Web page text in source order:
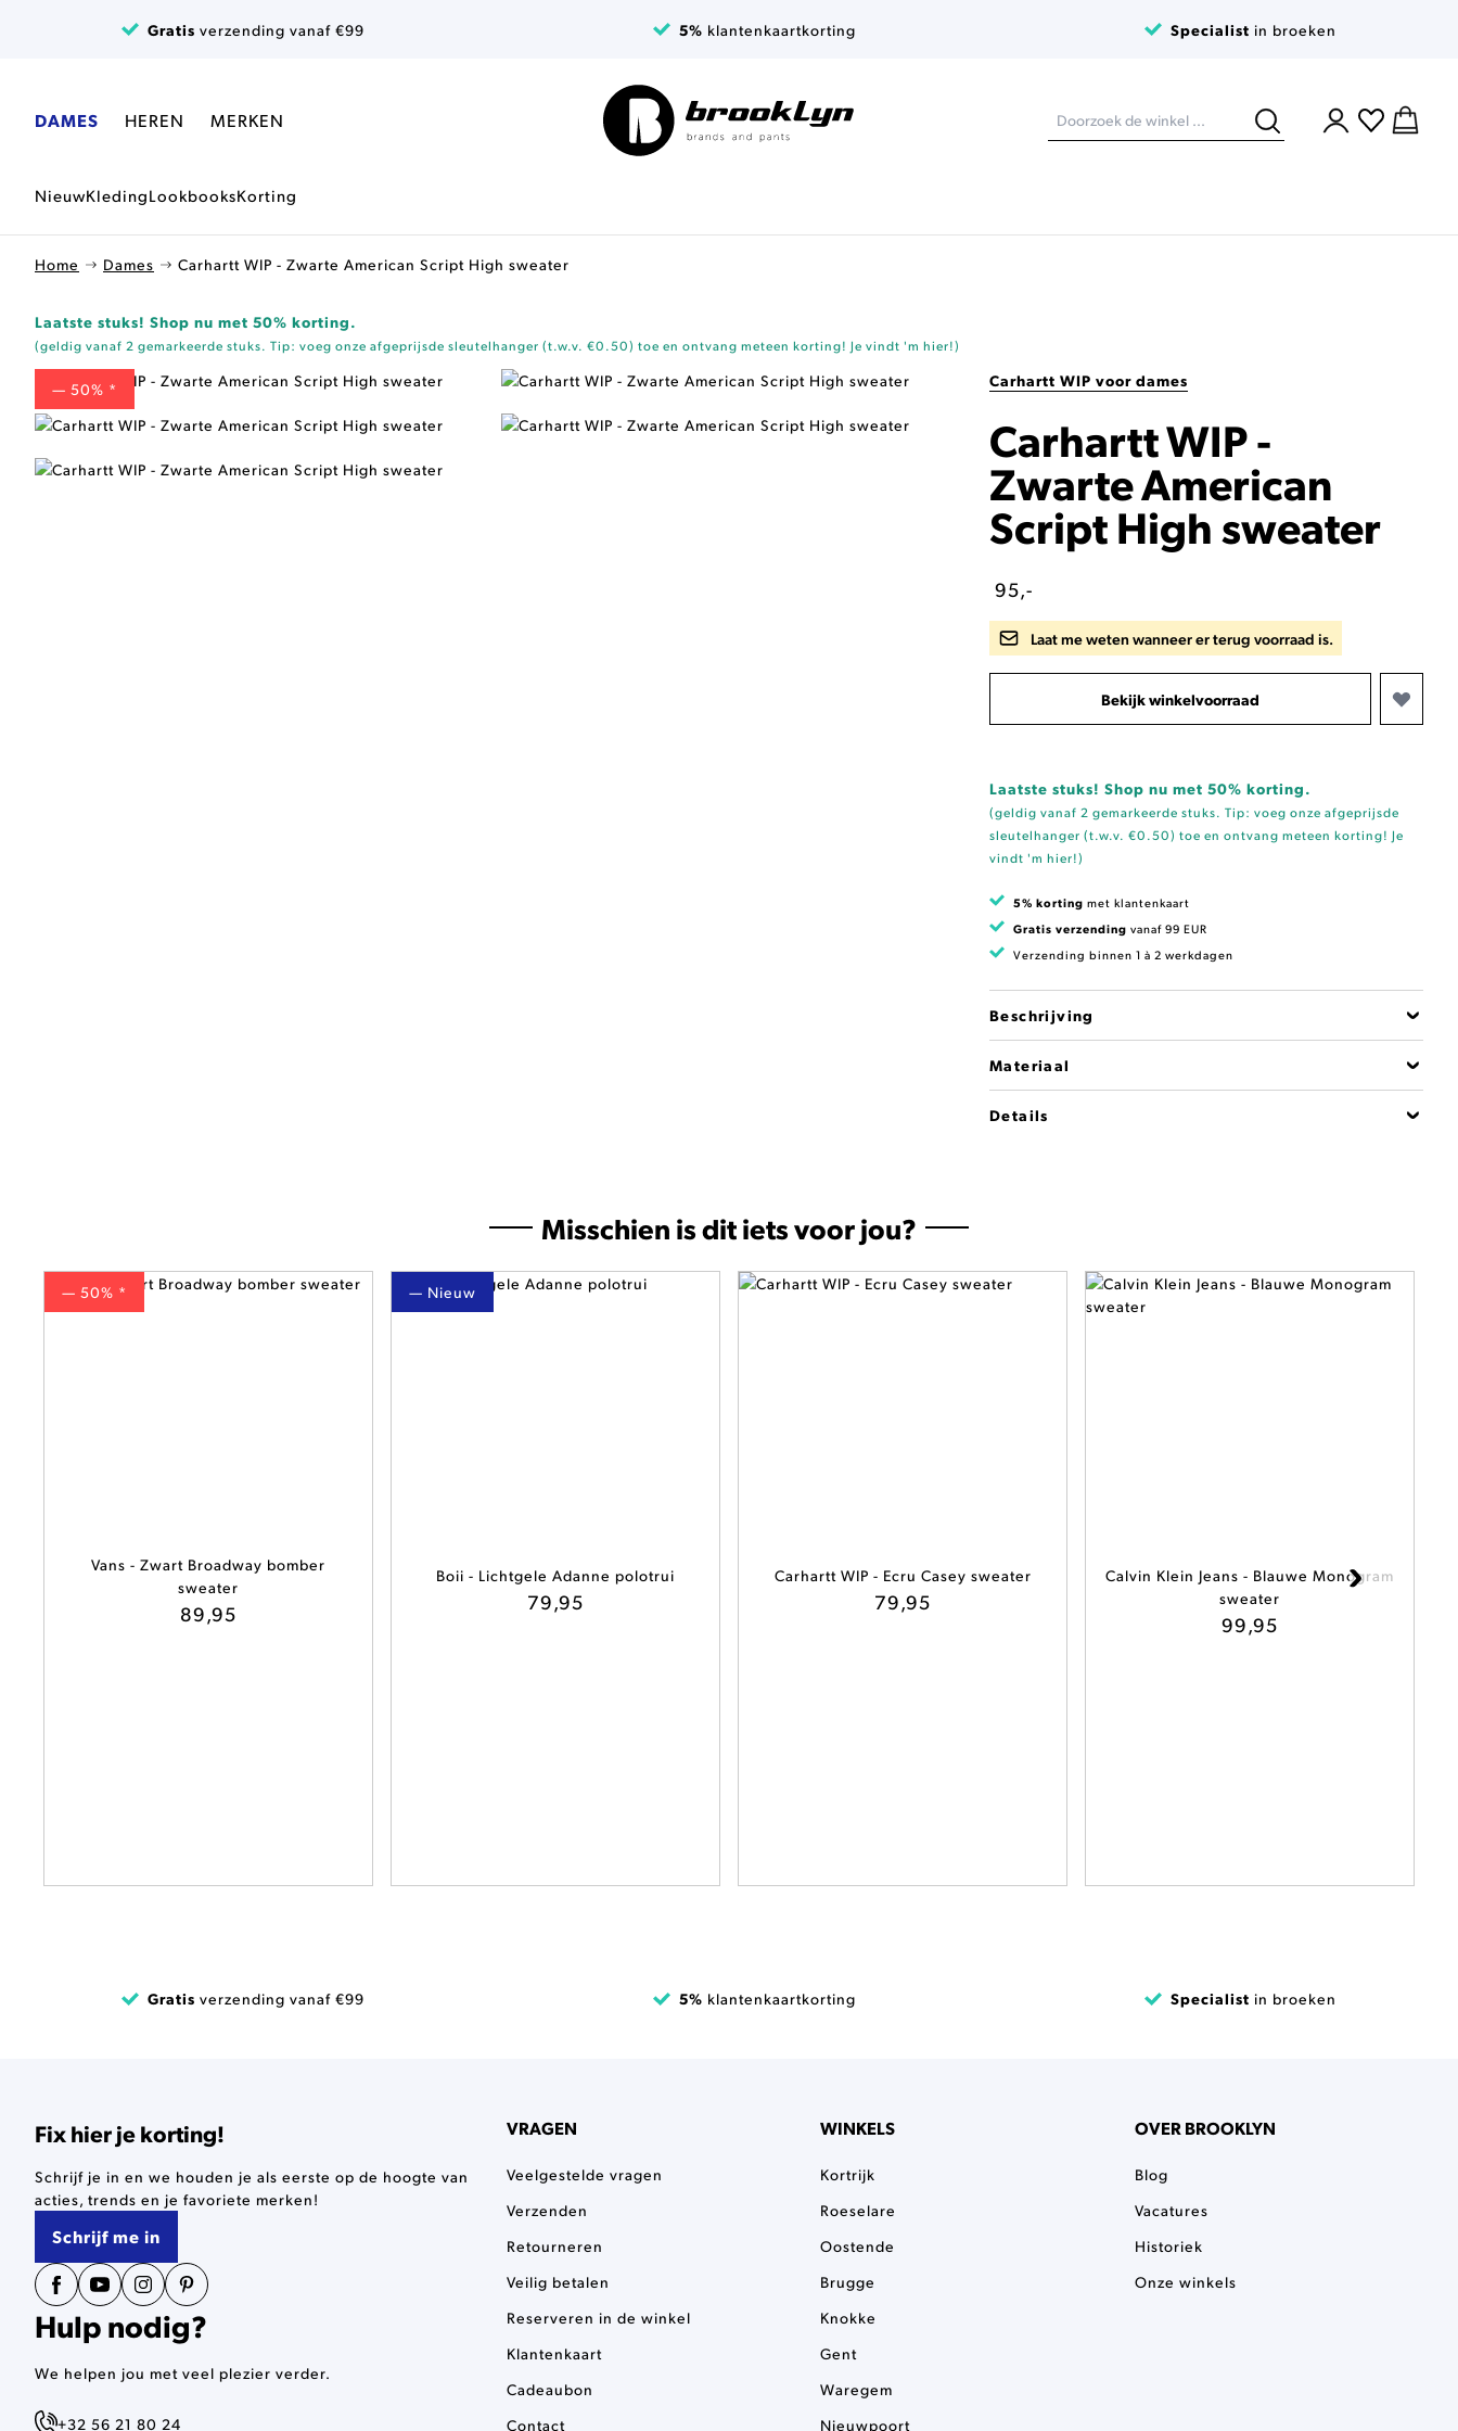
Gratis verzending vanaf €99 5% klantenkaartkorting Specialist in broeken
DAMES HEREN MERKEN
NieuwKledingLookbooksKorting
Home Dames Carhartt WIP - Zwarte American Script High sweater
Laatste stuks! Shop nu met 50% korting.
(geldig vanaf 2 gemarkeerde stuks. Tip: voeg onze afgeprijsde sleutelhanger (t.w.v. €0.50) toe en ontvang meteen korting! Je vindt 'm hier!)
— 50% * Carhartt WIP voor dames
Carhartt WIP -
Zwarte American
Script High sweater
95,-
Laat me weten wanneer er terug voorraad is.
Bekijk winkelvoorraad
Laatste stuks! Shop nu met 50% korting.
(geldig vanaf 2 gemarkeerde stuks. Tip: voeg onze afgeprijsde
sleutelhanger (t.w.v. €0.50) toe en ontvang meteen korting! Je
vindt 'm hier!)
5% korting met klantenkaart
Gratis verzending vanaf 99 EUR
Verzending binnen 1 à 2 werkdagen
Beschrijving
Materiaal
Details
Misschien is dit iets voor jou?
— 50% *
Vans - Zwart Broadway bomber
sweater
89,95
— Nieuw
Boii - Lichtgele Adanne polotrui
79,95
Carhartt WIP - Ecru Casey sweater
79,95
Calvin Klein Jeans - Blauwe Monogram
sweater
99,95
Gratis verzending vanaf €99 5% klantenkaartkorting Specialist in broeken
Fix hier je korting!
Schrijf je in en we houden je als eerste op de hoogte van
acties, trends en je favoriete merken!
Schrijf me in
Hulp nodig?
We helpen jou met veel plezier verder.
+32 56 21 80 24
VRAGEN
Veelgestelde vragen
Verzenden
Retourneren
Veilig betalen
Reserveren in de winkel
Klantenkaart
Cadeaubon
Contact
WINKELS
Kortrijk
Roeselare
Oostende
Brugge
Knokke
Gent
Waregem
Nieuwpoort
OVER BROOKLYN
Blog
Vacatures
Historiek
Onze winkels